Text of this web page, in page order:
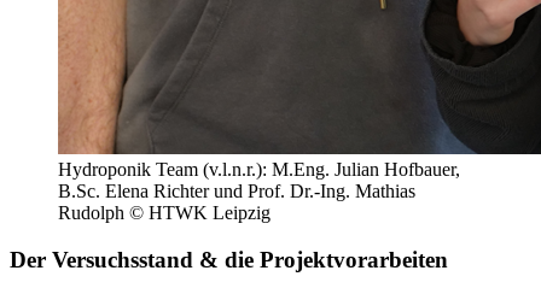
Hydroponik Team (v.l.n.r.): M.Eng. Julian Hofbauer,
B.Sc. Elena Richter und Prof. Dr.-Ing. Mathias
Rudolph © HTWK Leipzig
Der Versuchsstand & die Projektvorarbeiten